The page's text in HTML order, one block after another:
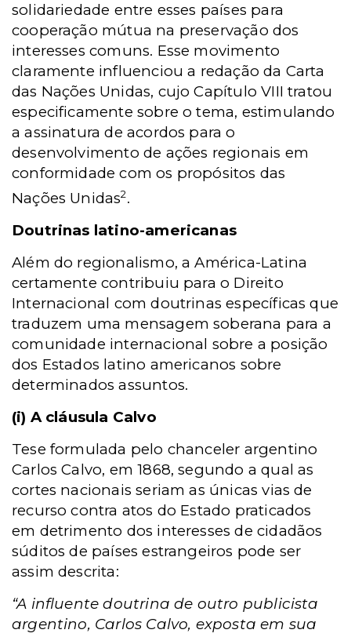
solidariedade entre esses países para
cooperação mútua na preservação dos
interesses comuns. Esse movimento
claramente influenciou a redação da Carta
das Nações Unidas, cujo Capítulo VIII tratou
especificamente sobre o tema, estimulando
a assinatura de acordos para o
desenvolvimento de ações regionais em
conformidade com os propósitos das
Nações Unidas2.
Doutrinas latino-americanas
Além do regionalismo, a América-Latina
certamente contribuiu para o Direito
Internacional com doutrinas específicas que
traduzem uma mensagem soberana para a
comunidade internacional sobre a posição
dos Estados latino americanos sobre
determinados assuntos.
(i) A cláusula Calvo
Tese formulada pelo chanceler argentino
Carlos Calvo, em 1868, segundo a qual as
cortes nacionais seriam as únicas vias de
recurso contra atos do Estado praticados
em detrimento dos interesses de cidadãos
súditos de países estrangeiros pode ser
assim descrita:
“A influente doutrina de outro publicista
argentino, Carlos Calvo, exposta em sua